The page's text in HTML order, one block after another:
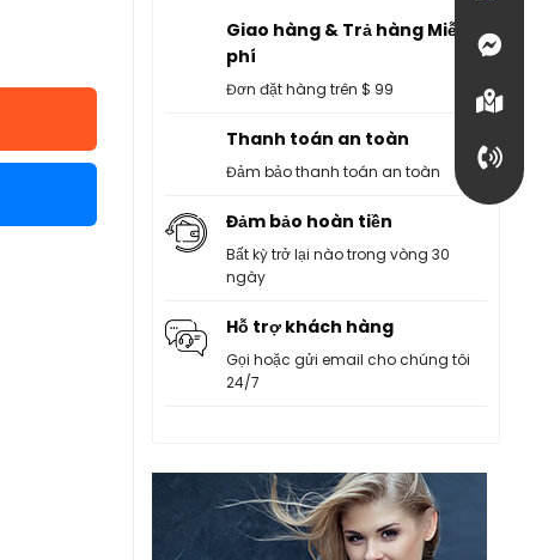
Giao hàng & Trả hàng Miễn
phí
Đơn đặt hàng trên $ 99
Thanh toán an toàn
Đảm bảo thanh toán an toàn
Đảm bảo hoàn tiền
Bất kỳ trở lại nào trong vòng 30
ngày
Hỗ trợ khách hàng
Gọi hoặc gửi email cho chúng tôi
24/7